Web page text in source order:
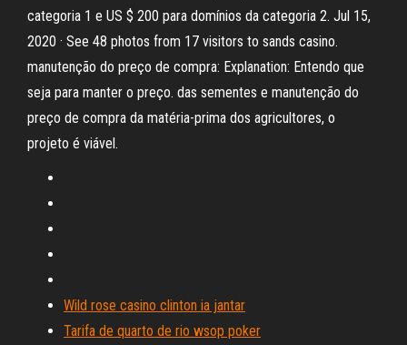
categoria 1 e US $ 200 para domínios da categoria 2. Jul 15,
2020 · See 48 photos from 17 visitors to sands casino.
manutenção do preço de compra: Explanation: Entendo que
seja para manter o preço. das sementes e manutenção do
preço de compra da matéria-prima dos agricultores, o
projeto é viável.
Wild rose casino clinton ia jantar
Tarifa de quarto de rio wsop poker